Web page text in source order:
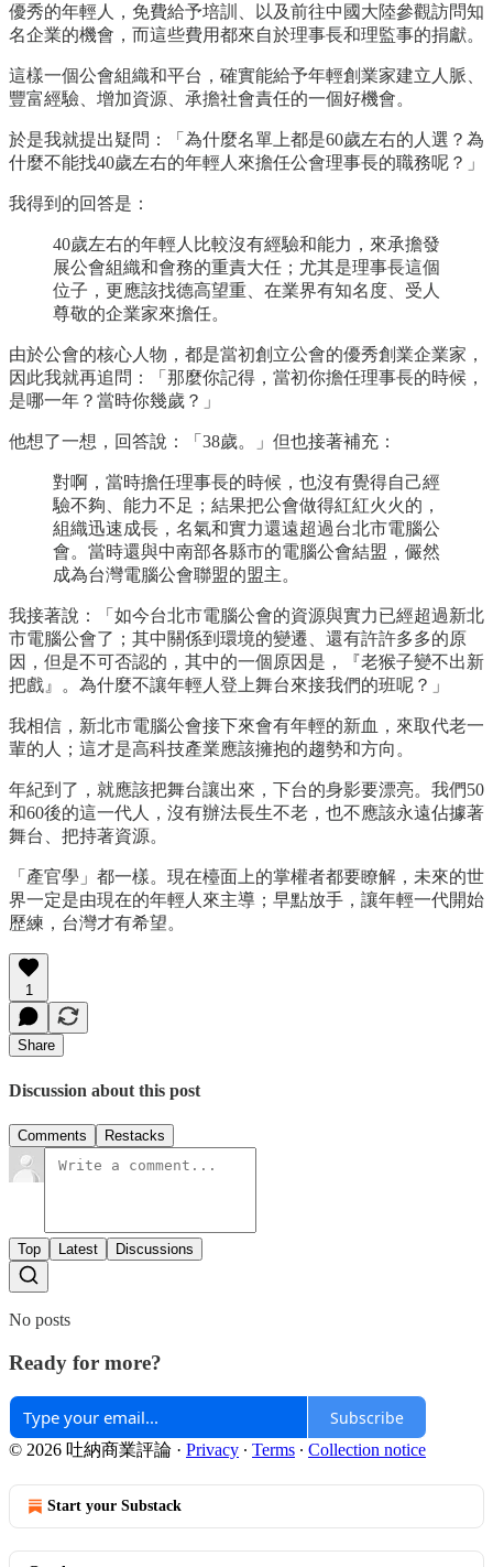
優秀的年輕人，免費給予培訓、以及前往中國大陸參觀訪問知
名企業的機會，而這些費用都來自於理事長和理監事的捐獻。
這樣一個公會組織和平台，確實能給予年輕創業家建立人脈、
豐富經驗、增加資源、承擔社會責任的一個好機會。
於是我就提出疑問：「為什麼名單上都是60歲左右的人選？為
什麼不能找40歲左右的年輕人來擔任公會理事長的職務呢？」
我得到的回答是：
40歲左右的年輕人比較沒有經驗和能力，來承擔發
展公會組織和會務的重責大任；尤其是理事長這個
位子，更應該找德高望重、在業界有知名度、受人
尊敬的企業家來擔任。
由於公會的核心人物，都是當初創立公會的優秀創業企業家，
因此我就再追問：「那麼你記得，當初你擔任理事長的時候，
是哪一年？當時你幾歲？」
他想了一想，回答說：「38歲。」但也接著補充：
對啊，當時擔任理事長的時候，也沒有覺得自己經
驗不夠、能力不足；結果把公會做得紅紅火火的，
組織迅速成長，名氣和實力還遠超過台北市電腦公
會。當時還與中南部各縣市的電腦公會結盟，儼然
成為台灣電腦公會聯盟的盟主。
我接著說：「如今台北市電腦公會的資源與實力已經超過新北
市電腦公會了；其中關係到環境的變遷、還有許許多多的原
因，但是不可否認的，其中的一個原因是，『老猴子變不出新
把戲』。為什麼不讓年輕人登上舞台來接我們的班呢？」
我相信，新北市電腦公會接下來會有年輕的新血，來取代老一
輩的人；這才是高科技產業應該擁抱的趨勢和方向。
年紀到了，就應該把舞台讓出來，下台的身影要漂亮。我們50
和60後的這一代人，沒有辦法長生不老，也不應該永遠佔據著
舞台、把持著資源。
「產官學」都一樣。現在檯面上的掌權者都要瞭解，未來的世
界一定是由現在的年輕人來主導；早點放手，讓年輕一代開始
歷練，台灣才有希望。
1
Share
Discussion about this post
Comments Restacks
Top Latest Discussions
No posts
Ready for more?
Subscribe
© 2026 吐納商業評論 · Privacy ∙ Terms ∙ Collection notice
Start your Substack